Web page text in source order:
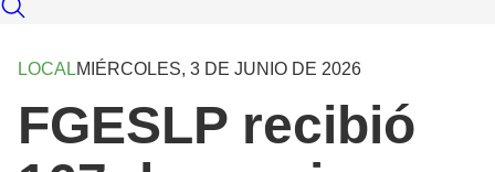
LOCALMIÉRCOLES, 3 DE JUNIO DE 2026
FGESLP recibió